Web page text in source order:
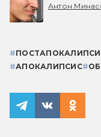
Антон
#
#АПОКАЛИПСИС#